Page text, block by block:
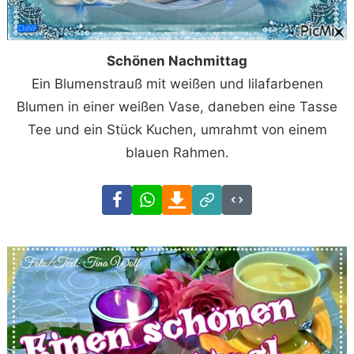
Schönen Nachmittag
Ein Blumenstrauß mit weißen und lilafarbenen
Blumen in einer weißen Vase, daneben eine Tasse
Tee und ein Stück Kuchen, umrahmt von einem
blauen Rahmen.
FacebookWhatsAppDownload
Link
Code